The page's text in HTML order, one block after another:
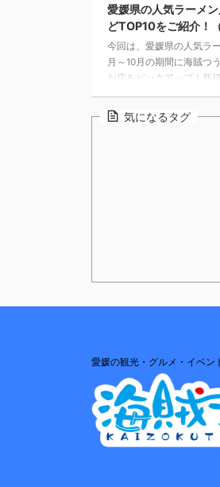
愛媛県の人気ラーメ
どTOP10をご紹介！
今回は、愛媛県の人気ラ
月～10月の期間に海賊つ
お店をピックアップ！新
で様々なお店がランクイ
す。気になるタグ
愛媛の観光・グルメ・イベン